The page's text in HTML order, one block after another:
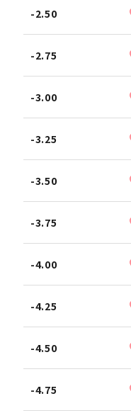
-2.50
-2.75
-3.00
-3.25
-3.50
-3.75
-4.00
-4.25
-4.50
-4.75